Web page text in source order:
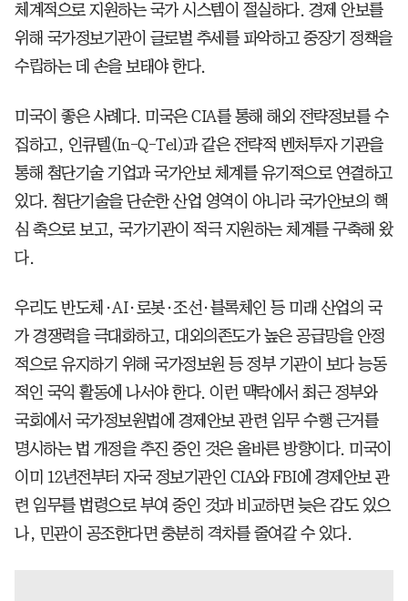
체계적으로 지원하는 국가 시스템이 절실하다. 경제 안보를
위해 국가정보기관이 글로벌 추세를 파악하고 중장기 정책을
수립하는 데 손을 보태야 한다.
미국이 좋은 사례다. 미국은 CIA를 통해 해외 전략정보를 수
집하고, 인큐텔(In-Q-Tel)과 같은 전략적 벤처투자 기관을
통해 첨단기술 기업과 국가안보 체계를 유기적으로 연결하고
있다. 첨단기술을 단순한 산업 영역이 아니라 국가안보의 핵
심 축으로 보고, 국가기관이 적극 지원하는 체계를 구축해 왔
다.
우리도 반도체·AI·로봇·조선·블록체인 등 미래 산업의 국
가 경쟁력을 극대화하고, 대외의존도가 높은 공급망을 안정
적으로 유지하기 위해 국가정보원 등 정부 기관이 보다 능동
적인 국익 활동에 나서야 한다. 이런 맥락에서 최근 정부와
국회에서 국가정보원법에 경제안보 관련 임무 수행 근거를
명시하는 법 개정을 추진 중인 것은 올바른 방향이다. 미국이
이미 12년전부터 자국 정보기관인 CIA와 FBI에 경제안보 관
련 임무를 법령으로 부여 중인 것과 비교하면 늦은 감도 있으
나, 민관이 공조한다면 충분히 격차를 줄여갈 수 있다.